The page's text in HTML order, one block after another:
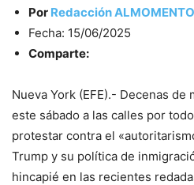
Por Redacción
Fecha: 15/06/2025
Comparte:
Nueva York (EFE).- Decenas
este sábado a las calles por
protestar contra el
Trump y su política de
hincapié en las recientes